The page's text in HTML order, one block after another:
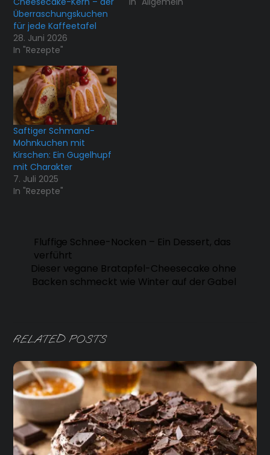
Überraschungskuchen
für jede Kaffeetafel
28. Juni 2026
In "Rezepte"
Saftiger Schmand-
Mohnkuchen mit
Kirschen: Ein Gugelhupf
mit Charakter
7. Juli 2025
In "Rezepte"
Fluffige Schnee-Nocken – Ein Dessert, das
verführt
Dieser vegane Bratapfel-Cheesecake ohne
Backen schmeckt wie Winter auf der Gabel
RELATED POSTS